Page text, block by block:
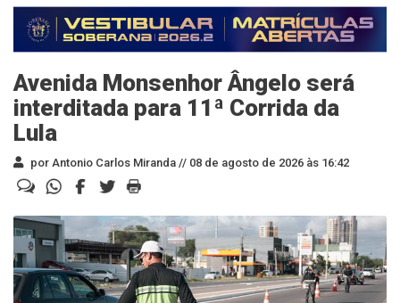
Avenida Monsenhor Ângelo será
interditada para 11ª Corrida da
Lula
por Antonio Carlos Miranda // 08 de agosto de 2026 às 16:42